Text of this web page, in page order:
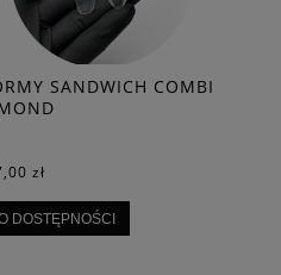
SANDWICH COMBI
zł
DOSTĘPNOŚCI